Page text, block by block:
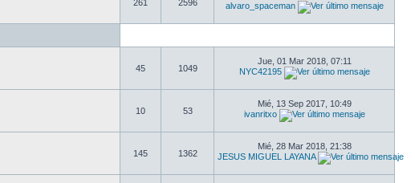
261 2596
alvaro_spaceman
45 1049
Jue, 01 Mar 2018, 07:11
NYC42195
10 53
Mié, 13 Sep 2017, 10:49
ivanritxo
145 1362
Mié, 28 Mar 2018, 21:38
JESUS MIGUEL LAYANA